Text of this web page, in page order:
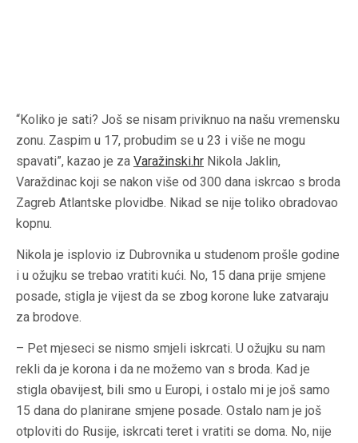
“Koliko je sati? Još se nisam priviknuo na našu vremensku
zonu. Zaspim u 17, probudim se u 23 i više ne mogu
spavati”, kazao je za Varažinski.hr Nikola Jaklin,
Varaždinac koji se nakon više od 300 dana iskrcao s broda
Zagreb Atlantske plovidbe. Nikad se nije toliko obradovao
kopnu.
Nikola je isplovio iz Dubrovnika u studenom prošle godine
i u ožujku se trebao vratiti kući. No, 15 dana prije smjene
posade, stigla je vijest da se zbog korone luke zatvaraju
za brodove.
– Pet mjeseci se nismo smjeli iskrcati. U ožujku su nam
rekli da je korona i da ne možemo van s broda. Kad je
stigla obavijest, bili smo u Europi, i ostalo mi je još samo
15 dana do planirane smjene posade. Ostalo nam je još
otploviti do Rusije, iskrcati teret i vratiti se doma. No, nije